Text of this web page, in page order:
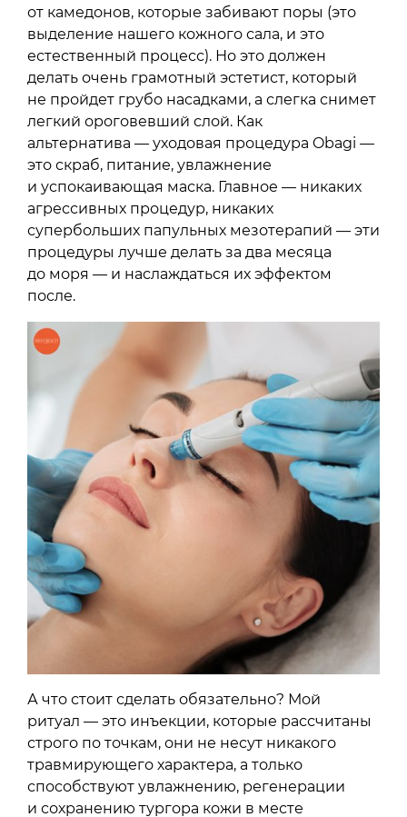
от камедонов, которые забивают поры (это
выделение нашего кожного сала, и это
естественный процесс). Но это должен
делать очень грамотный эстетист, который
не пройдет грубо насадками, а слегка снимет
легкий ороговевший слой. Как
альтернатива — уходовая процедура Obagi —
это скраб, питание, увлажнение
и успокаивающая маска. Главное — никаких
агрессивных процедур, никаких
супербольших папульных мезотерапий — эти
процедуры лучше делать за два месяца
до моря — и наслаждаться их эффектом
после.
А что стоит сделать обязательно? Мой
ритуал — это инъекции, которые рассчитаны
строго по точкам, они не несут никакого
травмирующего характера, а только
способствуют увлажнению, регенерации
и сохранению тургора кожи в месте